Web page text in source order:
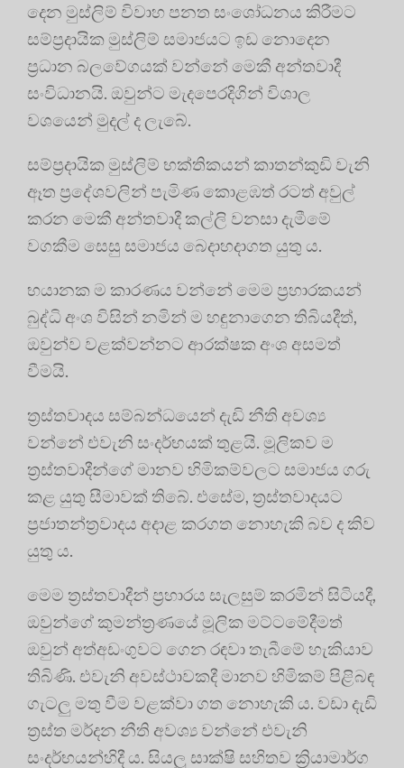
දෙන මුස්ලිම් විවාහ පනත සංශෝධනය කිරීමට
සම්ප්‍රදායික මුස්ලිම් සමාජයට ඉඩ නොදෙන
ප්‍රධාන බලවේගයක් වන්නේ මෙකී අන්තවාදී
සංවිධානයි. ඔවුන්ට මැදපෙරදිගින් විශාල
වශයෙන් මුදල් ද ලැබේ.
සම්ප්‍රදායික මුස්ලිම් භක්තිකයන් කාතන්කුඩි වැනි
ඈත ප්‍රදේශවලින් පැමිණ කොළඹත් රටත් අවුල්
කරන මෙකී අන්තවාදී කල්ලි වනසා දැමීමේ
වගකීම සෙසු සමාජය බෙදාහදාගත යුතු ය.
භයානක ම කාරණය වන්නේ මෙම ප්‍රහාරකයන්
බුද්ධි අංශ විසින් නමින් ම හඳුනාගෙන තිබියදීත්,
ඔවුන්ව වළක්වන්නට ආරක්ෂක අංශ අසමත්
වීමයි.
ත්‍රස්තවාදය සම්බන්ධයෙන් දැඩි නීති අවශ්‍ය
වන්නේ එවැනි සංදර්භයක් තුළයි. මූලිකව ම
ත්‍රස්තවාදීන්ගේ මානව හිමිකම්වලට සමාජය ගරු
කළ යුතු සීමාවක් තිබේ. එසේම, ත්‍රස්තවාදයට
ප්‍රජාතන්ත්‍රවාදය අදාළ කරගත නොහැකි බව ද කිව
යුතු ය.
මෙම ත්‍රස්තවාදීන් ප්‍රහාරය සැලසුම් කරමින් සිටියදී,
ඔවුන්ගේ කුමන්ත්‍රණයේ මූලික මට්ටමේදීමත්
ඔවුන් අත්අඩංගුවට ගෙන රඳවා තැබීමේ හැකියාව
තිබිණි. එවැනි අවස්ථාවකදී මානව හිමිකම් පිළිබඳ
ගැටලු මතු වීම වළක්වා ගත නොහැකි ය. වඩා දැඩි
ත්‍රස්ත මර්දන නීති අවශ්‍ය වන්නේ එවැනි
සංදර්භයන්හිදී ය. සියලු සාක්ෂි සහිතව ක්‍රියාමාර්ග